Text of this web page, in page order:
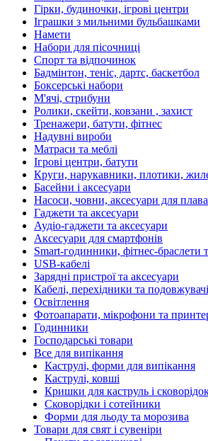
Гірки, будиночки, ігрові центри
Іграшки з мильними бульбашками
Намети
Набори для пісочниці
Спорт та відпочинок
Бадмінтон, теніс, дартс, баскетбол
Боксерські набори
М'ячі, стрибуни
Ролики, скейти, ковзани , захист
Тренажери, батути, фітнес
Надувні вироби
Матраси та меблі
Ігрові центри, батути
Круги, нарукавники, плотики,
Басейни і аксесуари
Насоси, човни, аксесуари для
Гаджети та аксесуари
Аудіо-гаджети та аксесуари
Аксесуари для смартфонів
Smart-годинники, фітнес-браслети
USB-кабелі
Зарядні пристрої та аксесуари
Кабелі, перехідники та подовжувачі
Освітлення
Фотоапарати, мікрофони та
Годинники
Господарські товари
Все для випікання
Каструлі, форми для випікання
Каструлі, ковші
Кришки для каструль і
Сковорідки і сотейники
Форми для льоду та морозива
Товари для свят і сувеніри